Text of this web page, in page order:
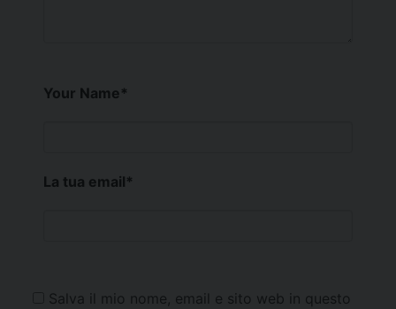
Your Name*
La tua email*
Salva il mio nome, email e sito web in questo